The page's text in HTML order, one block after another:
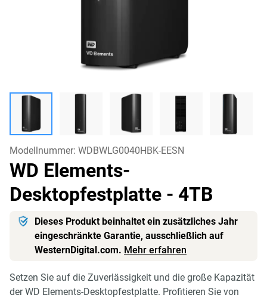
Modellnummer: WDBWLG0040HBK-EESN
WD Elements-
Desktopfestplatte - 4TB
Dieses Produkt beinhaltet ein zusätzliches Jahr
eingeschränkte Garantie, ausschließlich auf
WesternDigital.com. Mehr erfahren
Setzen Sie auf die Zuverlässigkeit und die große Kapazität
der WD Elements-Desktopfestplatte. Profitieren Sie von